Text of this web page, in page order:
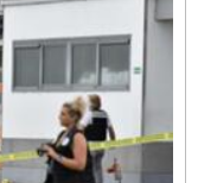
Cinéma
Expositions
Livres